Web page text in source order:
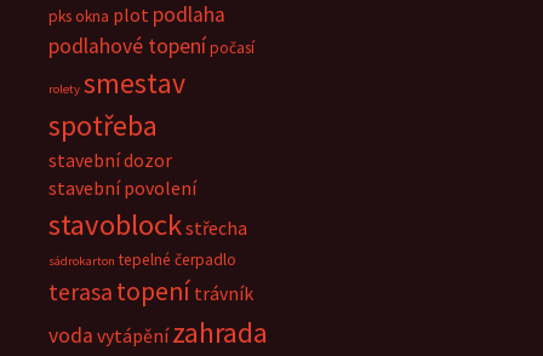
pks okna plot podlaha
podlahové topenípočasí
rolety smestav
spotřeba
stavební dozor
stavební povolení
stavoblockstřecha
sádrokarton tepelné čerpadlo
terasa topení trávník
voda vytápění zahrada